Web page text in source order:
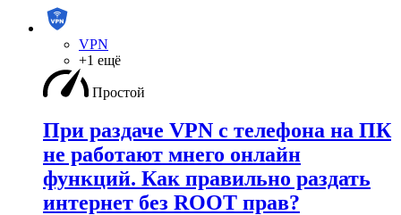
VPN
+1 ещё
Простой
При раздаче VPN с телефона на ПК
не работают мнего онлайн
функций. Как правильно раздать
интернет без ROOT прав?